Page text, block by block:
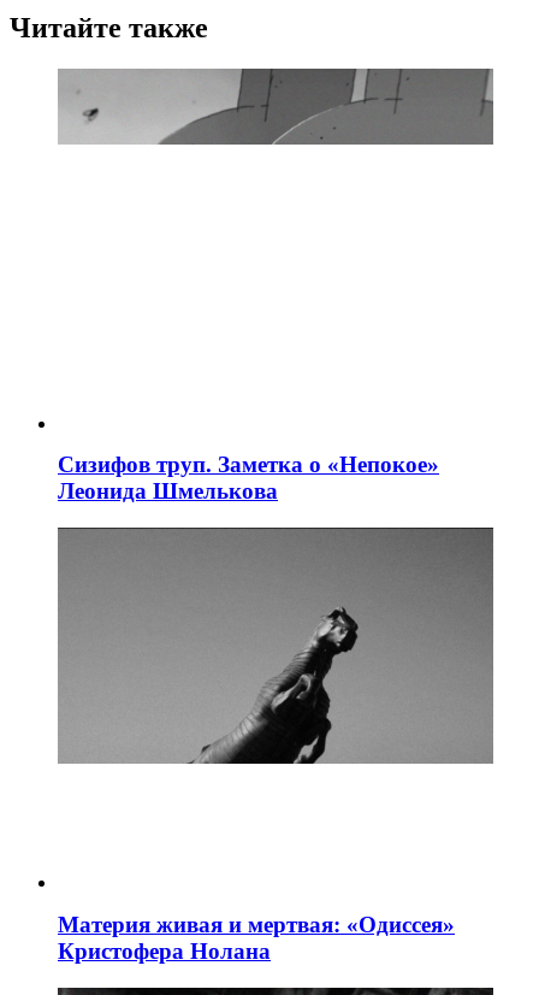
Читайте также
Сизифов труп. Заметка о «Непокое»
Леонида Шмелькова
Материя живая и мертвая: «Одиссея»
Кристофера Нолана